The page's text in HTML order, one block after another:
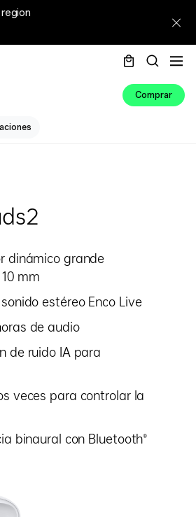
Comprar
dinámico grande
mm
estéreo Enco Live
de audio
de ruido IA para
veces para controlar la
binaural con Bluetooth®